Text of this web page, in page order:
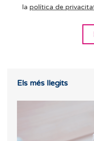
la política de
Els més llegits